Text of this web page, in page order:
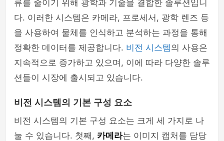
류를 줄이기 위해 광학과 기술을 결합한 솔루션입니
다. 이러한 시스템은 카메라, 프로세서, 광학 렌즈 등
을 사용하여 물체를 인식하고 분석하는 과정을 통해
정확한 데이터를 제공합니다. 비전 시스템의 사용은
지속적으로 증가하고 있으며, 이에 따라 다양한 솔루
션들이 시장에 출시되고 있습니다.
비전 시스템의 기본 구성 요소
비전 시스템의 기본 구성 요소는 크게 세 가지로 나
눌 수 있습니다. 첫째, 카메라는 이미지 캡처를 담당